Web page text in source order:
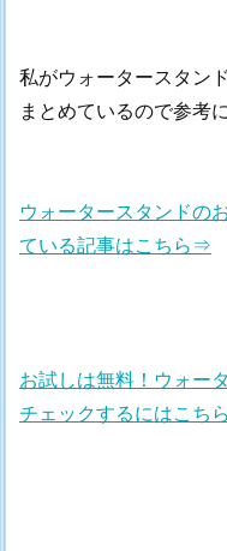
私がウォータースタン
まとめているので参考
ウォータースタンドの
ている記事はこちら⇒
お試しは無料！ウォー
チェックするにはこち